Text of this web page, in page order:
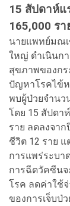
15 สัปดาห์
165,000 รา
นายแพทย์มณ
ใหญ่ ดำเนินก
สุขภาพของก
ปัญหาโรคไข้
พบผู้ป่วยจำน
โดย 15 สัปดา
ราย ลดลงจาก
ชีวิต 12 ราย
การแพร่ระบ
การฉีดวัคซีน
โรค ลดค่าใช้
ของการเจ็บป่